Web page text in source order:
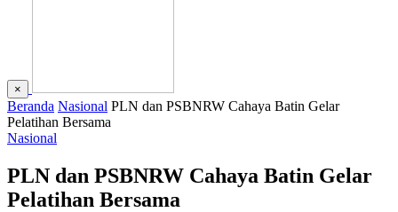
×
Beranda Nasional PLN dan PSBNRW Cahaya Batin Gelar
Pelatihan Bersama
Nasional
PLN dan PSBNRW Cahaya Batin Gelar
Pelatihan Bersama